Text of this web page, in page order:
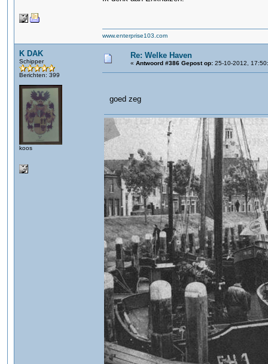
www.enterprise103.com
K DAK
Schipper
Berichten: 399
koos
Re: Welke Haven
« Antwoord #386 Gepost op: 25-10-2012,
goed zeg